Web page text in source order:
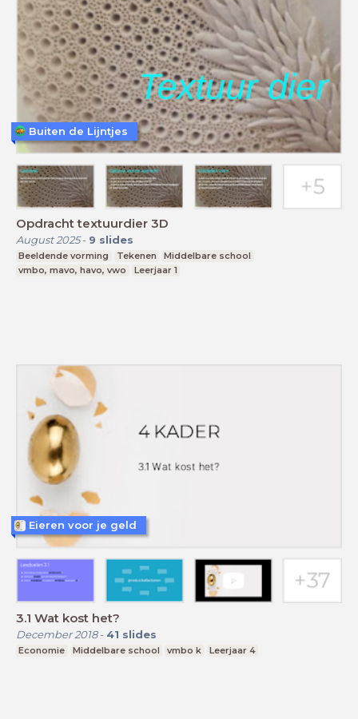
Opdracht textuurdier 3D
August 2025- 9 slides
Beeldende vorming Tekenen
Middelbare school
vmbo, mavo, havo, vwo
Leerjaar 1
Buiten de Lijntjes
3.1 Wat kost het?
December 2018- 41 slides
Economie Middelbare school vmbo k Leerjaar 4
Eieren voor je geld